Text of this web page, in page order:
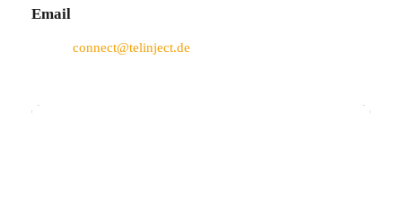
Email
connect@telinject.de